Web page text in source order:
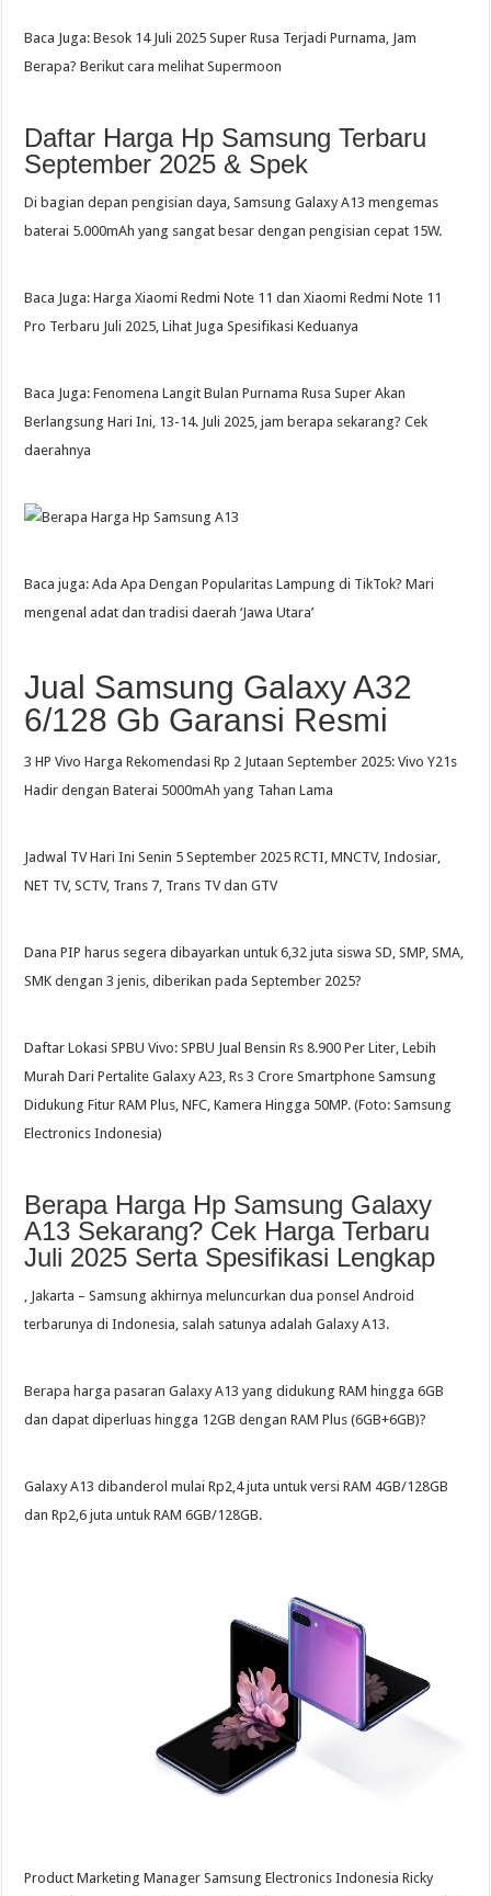
Baca Juga: Besok 14 Juli 2025 Super Rusa Terjadi Purnama, Jam
Berapa? Berikut cara melihat Supermoon
Daftar Harga Hp Samsung Terbaru
September 2025 & Spek
Di bagian depan pengisian daya, Samsung Galaxy A13 mengemas
baterai 5.000mAh yang sangat besar dengan pengisian cepat 15W.
Baca Juga: Harga Xiaomi Redmi Note 11 dan Xiaomi Redmi Note 11
Pro Terbaru Juli 2025, Lihat Juga Spesifikasi Keduanya
Baca Juga: Fenomena Langit Bulan Purnama Rusa Super Akan
Berlangsung Hari Ini, 13-14. Juli 2025, jam berapa sekarang? Cek
daerahnya
Baca juga: Ada Apa Dengan Popularitas Lampung di TikTok? Mari
mengenal adat dan tradisi daerah ‘Jawa Utara’
Jual Samsung Galaxy A32
6/128 Gb Garansi Resmi
3 HP Vivo Harga Rekomendasi Rp 2 Jutaan September 2025: Vivo Y21s
Hadir dengan Baterai 5000mAh yang Tahan Lama
Jadwal TV Hari Ini Senin 5 September 2025 RCTI, MNCTV, Indosiar,
NET TV, SCTV, Trans 7, Trans TV dan GTV
Dana PIP harus segera dibayarkan untuk 6,32 juta siswa SD, SMP, SMA,
SMK dengan 3 jenis, diberikan pada September 2025?
Daftar Lokasi SPBU Vivo: SPBU Jual Bensin Rs 8.900 Per Liter, Lebih
Murah Dari Pertalite Galaxy A23, Rs 3 Crore Smartphone Samsung
Didukung Fitur RAM Plus, NFC, Kamera Hingga 50MP. (Foto: Samsung
Electronics Indonesia)
Berapa Harga Hp Samsung Galaxy
A13 Sekarang? Cek Harga Terbaru
Juli 2025 Serta Spesifikasi Lengkap
, Jakarta – Samsung akhirnya meluncurkan dua ponsel Android
terbarunya di Indonesia, salah satunya adalah Galaxy A13.
Berapa harga pasaran Galaxy A13 yang didukung RAM hingga 6GB
dan dapat diperluas hingga 12GB dengan RAM Plus (6GB+6GB)?
Galaxy A13 dibanderol mulai Rp2,4 juta untuk versi RAM 4GB/128GB
dan Rp2,6 juta untuk RAM 6GB/128GB.
Product Marketing Manager Samsung Electronics Indonesia Ricky